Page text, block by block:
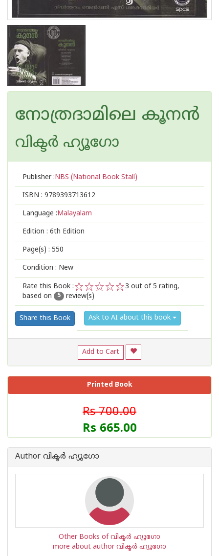
നോത്രദാമിലെ കൂനന്‍
വിക്ടര്‍ ഹ്യൂഗോ
Publisher :NBS (National Book Stall)
ISBN : 9789393713612
Language :Malayalam
Edition : 6th Edition
Page(s) : 550
Condition : New
Rate this Book :
2
1
3 out of 5 rating,
based on
5 review(s)
Share this Book Ask to AI about this book
Add to Cart
Printed Book
Rs 700.00
Rs 665.00
Author വിക്ടര്‍ ഹ്യൂഗോ
Other Books of വിക്ടര്‍ ഹ്യൂഗോ
more about author വിക്ടര്‍ ഹ്യൂഗോ